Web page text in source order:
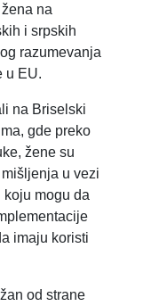
na
i srpskih
razumevanja
u EU.
na Briselski
gde preko
žene su
u vezi
mogu da
imaju koristi
od strane